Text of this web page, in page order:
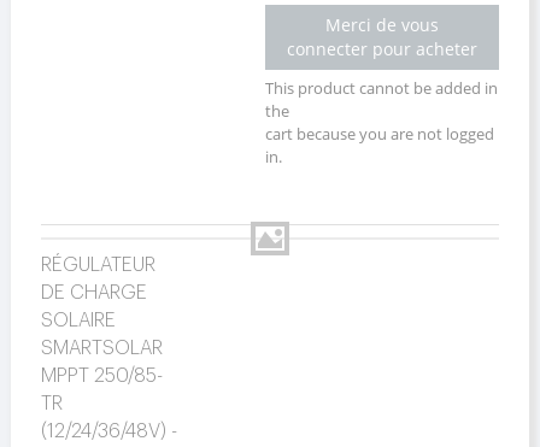
Merci de vous
connecter pour acheter
This product cannot be added in
the
cart because you are not logged
in.
RÉGULATEUR
DE CHARGE
SOLAIRE
SMARTSOLAR
MPPT 250/85-
TR
(12/24/36/48V) -